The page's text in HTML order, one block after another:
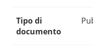
Tipo di
documento